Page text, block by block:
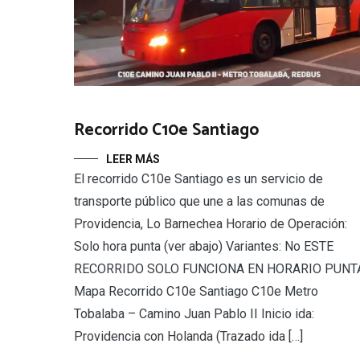
Recorrido C10e Santiago
LEER MÁS
El recorrido C10e Santiago es un servicio de
transporte público que une a las comunas de
Providencia, Lo Barnechea Horario de Operación:
Solo hora punta (ver abajo) Variantes: No ESTE
RECORRIDO SOLO FUNCIONA EN HORARIO
Mapa Recorrido C10e Santiago C10e Metro
Tobalaba – Camino Juan Pablo II Inicio ida:
Providencia con Holanda (Trazado ida […]